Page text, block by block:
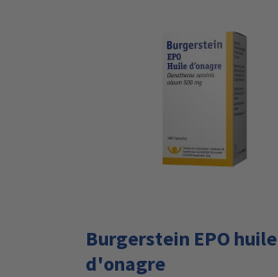
Burgerstein EPO huile
d'onagre